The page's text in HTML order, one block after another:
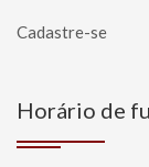
Cadastre-se
Horário de